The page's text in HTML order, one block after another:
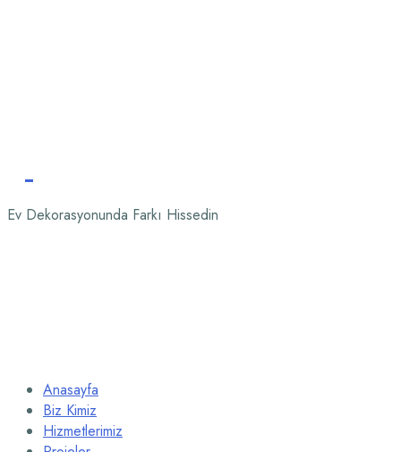
Ev Dekorasyonunda Farkı Hissedin
Anasayfa
Biz Kimiz
Hizmetlerimiz